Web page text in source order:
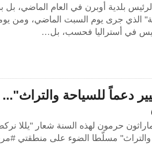
بلدية أوبرن في العام الماضي، بل
الذي جرى يوم السبت الماضي، ومن
في أستراليا فحسب، بل…
دعماً للسياحة
حرمون لهذه السنة شعار "يللا
والتراث" مسلّطا الضوء على منطقتي